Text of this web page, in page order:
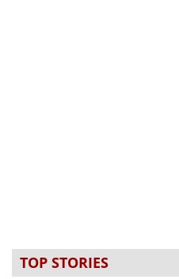
TOP STORIES